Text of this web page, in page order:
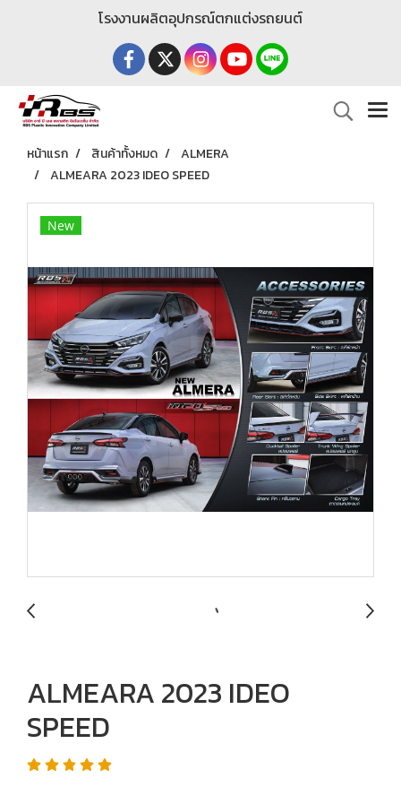
โรงงานผลิตอุปกรณ์ตกแต่งรถยนต์
หน้าแรก สินค้าทั้งหมด
ALMERA
ALMEARA 2023 IDEO SPEED
New
ALMEARA 2023 IDEO
SPEED